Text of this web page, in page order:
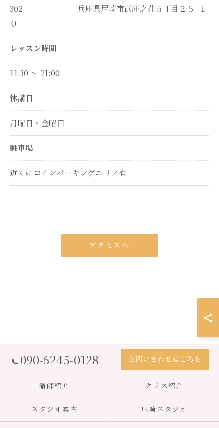
302 兵庫県尼崎市武庫之荘５丁目２５−１
０
レッスン時間
11:30 ～ 21:00
休講日
月曜日・金曜日
駐車場
近くにコインパーキングエリア有
アクセスへ
090-6245-0128 お問い合わせはこちら
講師紹介 クラス紹介
スタジオ案内 尼崎スタジオ